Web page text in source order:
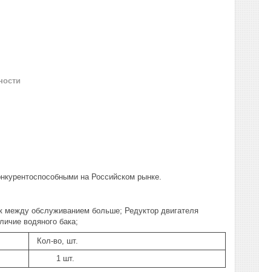
на Российском рынке.
между обслуживанием больше; Редуктор двигателя
водяного бака;
Кол-во, шт.
1 шт.